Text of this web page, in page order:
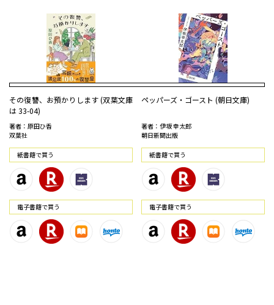
その復讐、お預かりします (双葉文庫
は 33-04)
著者：原田ひ香
双葉社
紙書籍で買う
電⼦書籍で買う
ペッパーズ・ゴースト (朝日文庫)
著者：伊坂 幸太郎
朝日新聞出版
紙書籍で買う
電⼦書籍で買う